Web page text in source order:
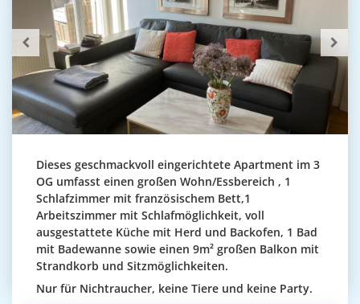
Dieses geschmackvoll eingerichtete Apartment im 3
OG umfasst einen großen Wohn/Essbereich , 1
Schlafzimmer mit französischem Bett,1
Arbeitszimmer mit Schlafmöglichkeit, voll
ausgestattete Küche mit Herd und Backofen, 1 Bad
mit Badewanne sowie einen 9m² großen Balkon mit
Strandkorb und Sitzmöglichkeiten.
Nur für Nichtraucher, keine Tiere und keine Party.